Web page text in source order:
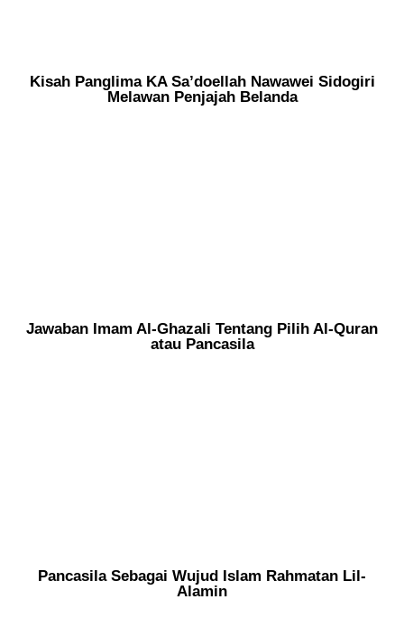
Kisah Panglima KA Sa’doellah Nawawei Sidogiri
Melawan Penjajah Belanda
Jawaban Imam Al-Ghazali Tentang Pilih Al-Quran
atau Pancasila
Pancasila Sebagai Wujud Islam Rahmatan Lil-
Alamin